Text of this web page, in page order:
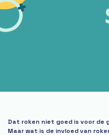
Dat roken niet goed is voor de
Maar wat is de invloed van